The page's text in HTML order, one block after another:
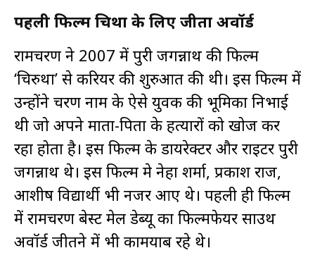
पहली फिल्म चिरुथा के लिए जीता अवॉर्ड
रामचरण ने 2007 में पुरी जगन्नाथ की फिल्म
‘चिरुथा’ से करियर की शुरुआत की थी। इस फिल्म में
उन्होंने चरण नाम के ऐसे युवक की भूमिका निभाई
थी जो अपने माता-पिता के हत्यारों को खोज कर
रहा होता है। इस फिल्म के डायरेक्टर और राइटर पुरी
जगन्नाथ थे। इस फिल्म मे नेहा शर्मा, प्रकाश राज,
आशीष विद्यार्थी भी नजर आए थे। पहली ही फिल्म
में रामचरण बेस्ट मेल डेब्यू का फिल्मफेयर साउथ
अवॉर्ड जीतने में भी कामयाब रहे थे।